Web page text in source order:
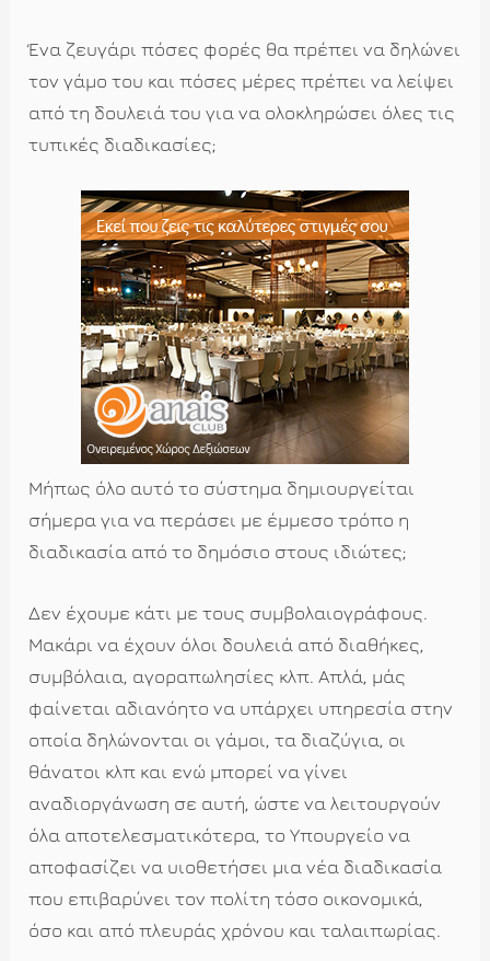
Ένα ζευγάρι πόσες φορές θα πρέπει να δηλώνει
τον γάμο του και πόσες μέρες πρέπει να λείψει
από τη δουλειά του για να ολοκληρώσει όλες τις
τυπικές διαδικασίες;
Μήπως όλο αυτό το σύστημα δημιουργείται
σήμερα για να περάσει με έμμεσο τρόπο η
διαδικασία από το δημόσιο στους ιδιώτες;
Δεν έχουμε κάτι με τους συμβολαιογράφους.
Μακάρι να έχουν όλοι δουλειά από διαθήκες,
συμβόλαια, αγοραπωλησίες κλπ. Απλά, μάς
φαίνεται αδιανόητο να υπάρχει υπηρεσία στην
οποία δηλώνονται οι γάμοι, τα διαζύγια, οι
θάνατοι κλπ και ενώ μπορεί να γίνει
αναδιοργάνωση σε αυτή, ώστε να λειτουργούν
όλα αποτελεσματικότερα, το Υπουργείο να
αποφασίζει να υιοθετήσει μια νέα διαδικασία
που επιβαρύνει τον πολίτη τόσο οικονομικά,
όσο και από πλευράς χρόνου και ταλαιπωρίας.